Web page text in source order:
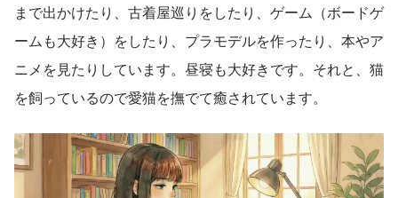
まで出かけたり、古着屋巡りをしたり、ゲーム（ボードゲ
ームも大好き）をしたり、プラモデルを作ったり、本やア
ニメを見たりしています。昼寝も大好きです。それと、猫
を飼っているので愛猫を撫でて癒されています。